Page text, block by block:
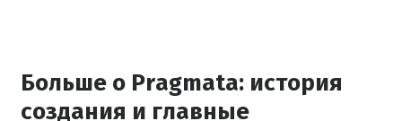
Больше о Pragmata: история
создания и главные